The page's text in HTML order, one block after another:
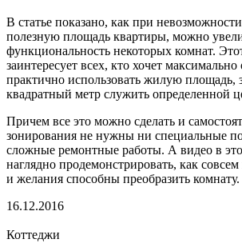
В статье показано, как при
полезную площадь квартиры, можно
функциональность некоторых комнат.
заинтересует всех, кто хочет максимально
практично использовать жилую площадь,
квадратный метр служить определенной
Причем все это можно сделать и
зонирования не нужны ни специальные
сложные ремонтные работы. А видео в
наглядно продемонстрировать, как
и желания способны преобразить комнату.
16.12.2016
Коттеджи